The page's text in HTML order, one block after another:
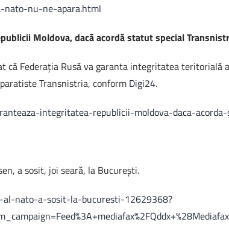
nu-ne-apara.html
Moldova, dacă acordă statut special
că Federația Rusă va garanta integritatea
Transnistria, conform Digi24.
integritatea-republicii-moldova-daca-
a sosit, joi seară, la Bucureşti.
nato-a-sosit-la-bucuresti-12629368?